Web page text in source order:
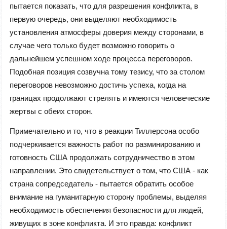
пытается показать, что для разрешения конфликта, в
первую очередь, они выделяют необходимость
установления атмосферы доверия между сторонами, в
случае чего только будет возможно говорить о
дальнейшем успешном ходе процесса переговоров.
Подобная позиция созвучна тому тезису, что за столом
переговоров невозможно достичь успеха, когда на
границах продолжают стрелять и имеются человеческие
жертвы с обеих сторон.
Примечательно и то, что в реакции Тиллерсона особо
подчеркивается важность работ по разминированию и
готовность США продолжать сотрудничество в этом
направлении. Это свидетельствует о том, что США - как
страна сопредседатель - пытается обратить особое
внимание на гуманитарную сторону проблемы, выделяя
необходимость обеспечения безопасности для людей,
живущих в зоне конфликта. И это правда: конфликт